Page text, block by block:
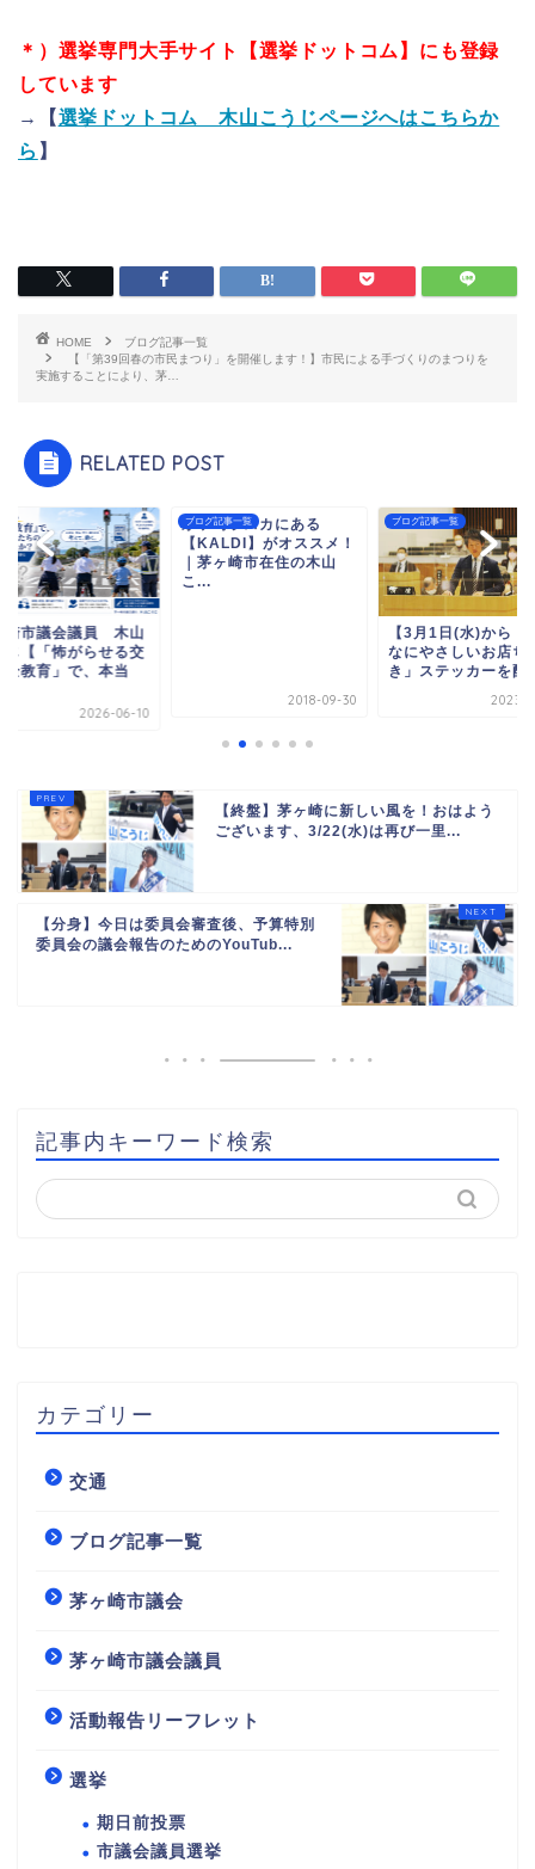
＊）選挙専門大手サイト【選挙ドットコム】にも登録
しています
→【選挙ドットコム 木山こうじページへはこちらか
ら 】
HOME
ブログ記事一覧
【「第39回春の市民まつり」を開催します！】市民による手づくりのまつりを
実施することにより、茅…
RELATED POST
崎市議会議員 木山
じ【「怖がらせる交
全教育」で、本当
2026-06-10
ブログ記事一覧
茅ヶ崎ラスカにある
【KALDI】がオススメ！
｜茅ヶ崎市在住の木山
こ...
2018-09-30
ブログ記事一覧
【3月1日(水)から「
なにやさしいお店ち
き」ステッカーを配
2023-
【終盤】茅ヶ崎に新しい風を！おはよう
ございます、3/22(水)は再び一里...
【分身】今日は委員会審査後、予算特別
委員会の議会報告のためのYouTub...
記事内キーワード検索
カテゴリー
交通
ブログ記事一覧
茅ヶ崎市議会
茅ヶ崎市議会議員
活動報告リーフレット
選挙
期日前投票
市議会議員選挙